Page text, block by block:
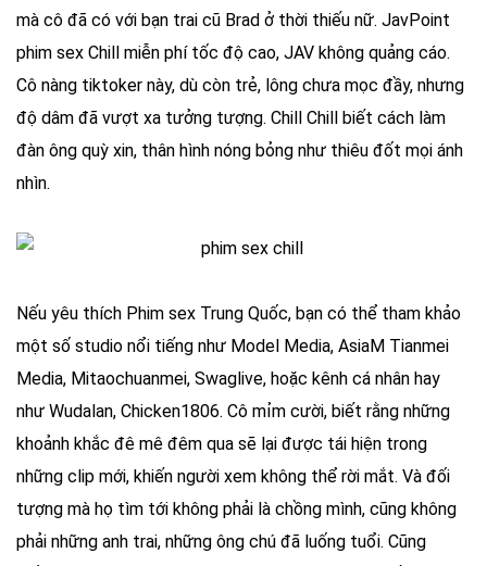
mà cô đã có với bạn trai cũ Brad ở thời thiếu nữ. JavPoint
phim sex Chill miễn phí tốc độ cao, JAV không quảng cáo.
Cô nàng tiktoker này, dù còn trẻ, lông chưa mọc đầy, nhưng
độ dâm đã vượt xa tưởng tượng. Chill Chill biết cách làm
đàn ông quỳ xin, thân hình nóng bỏng như thiêu đốt mọi ánh
nhìn.
Nếu yêu thích Phim sex Trung Quốc, bạn có thể tham khảo
một số studio nổi tiếng như Model Media, AsiaM Tianmei
Media, Mitaochuanmei, Swaglive, hoặc kênh cá nhân hay
như Wudalan, Chicken1806. Cô mỉm cười, biết rằng những
khoảnh khắc đê mê đêm qua sẽ lại được tái hiện trong
những clip mới, khiến người xem không thể rời mắt. Và đối
tượng mà họ tìm tới không phải là chồng mình, cũng không
phải những anh trai, những ông chú đã luống tuổi. Cũng